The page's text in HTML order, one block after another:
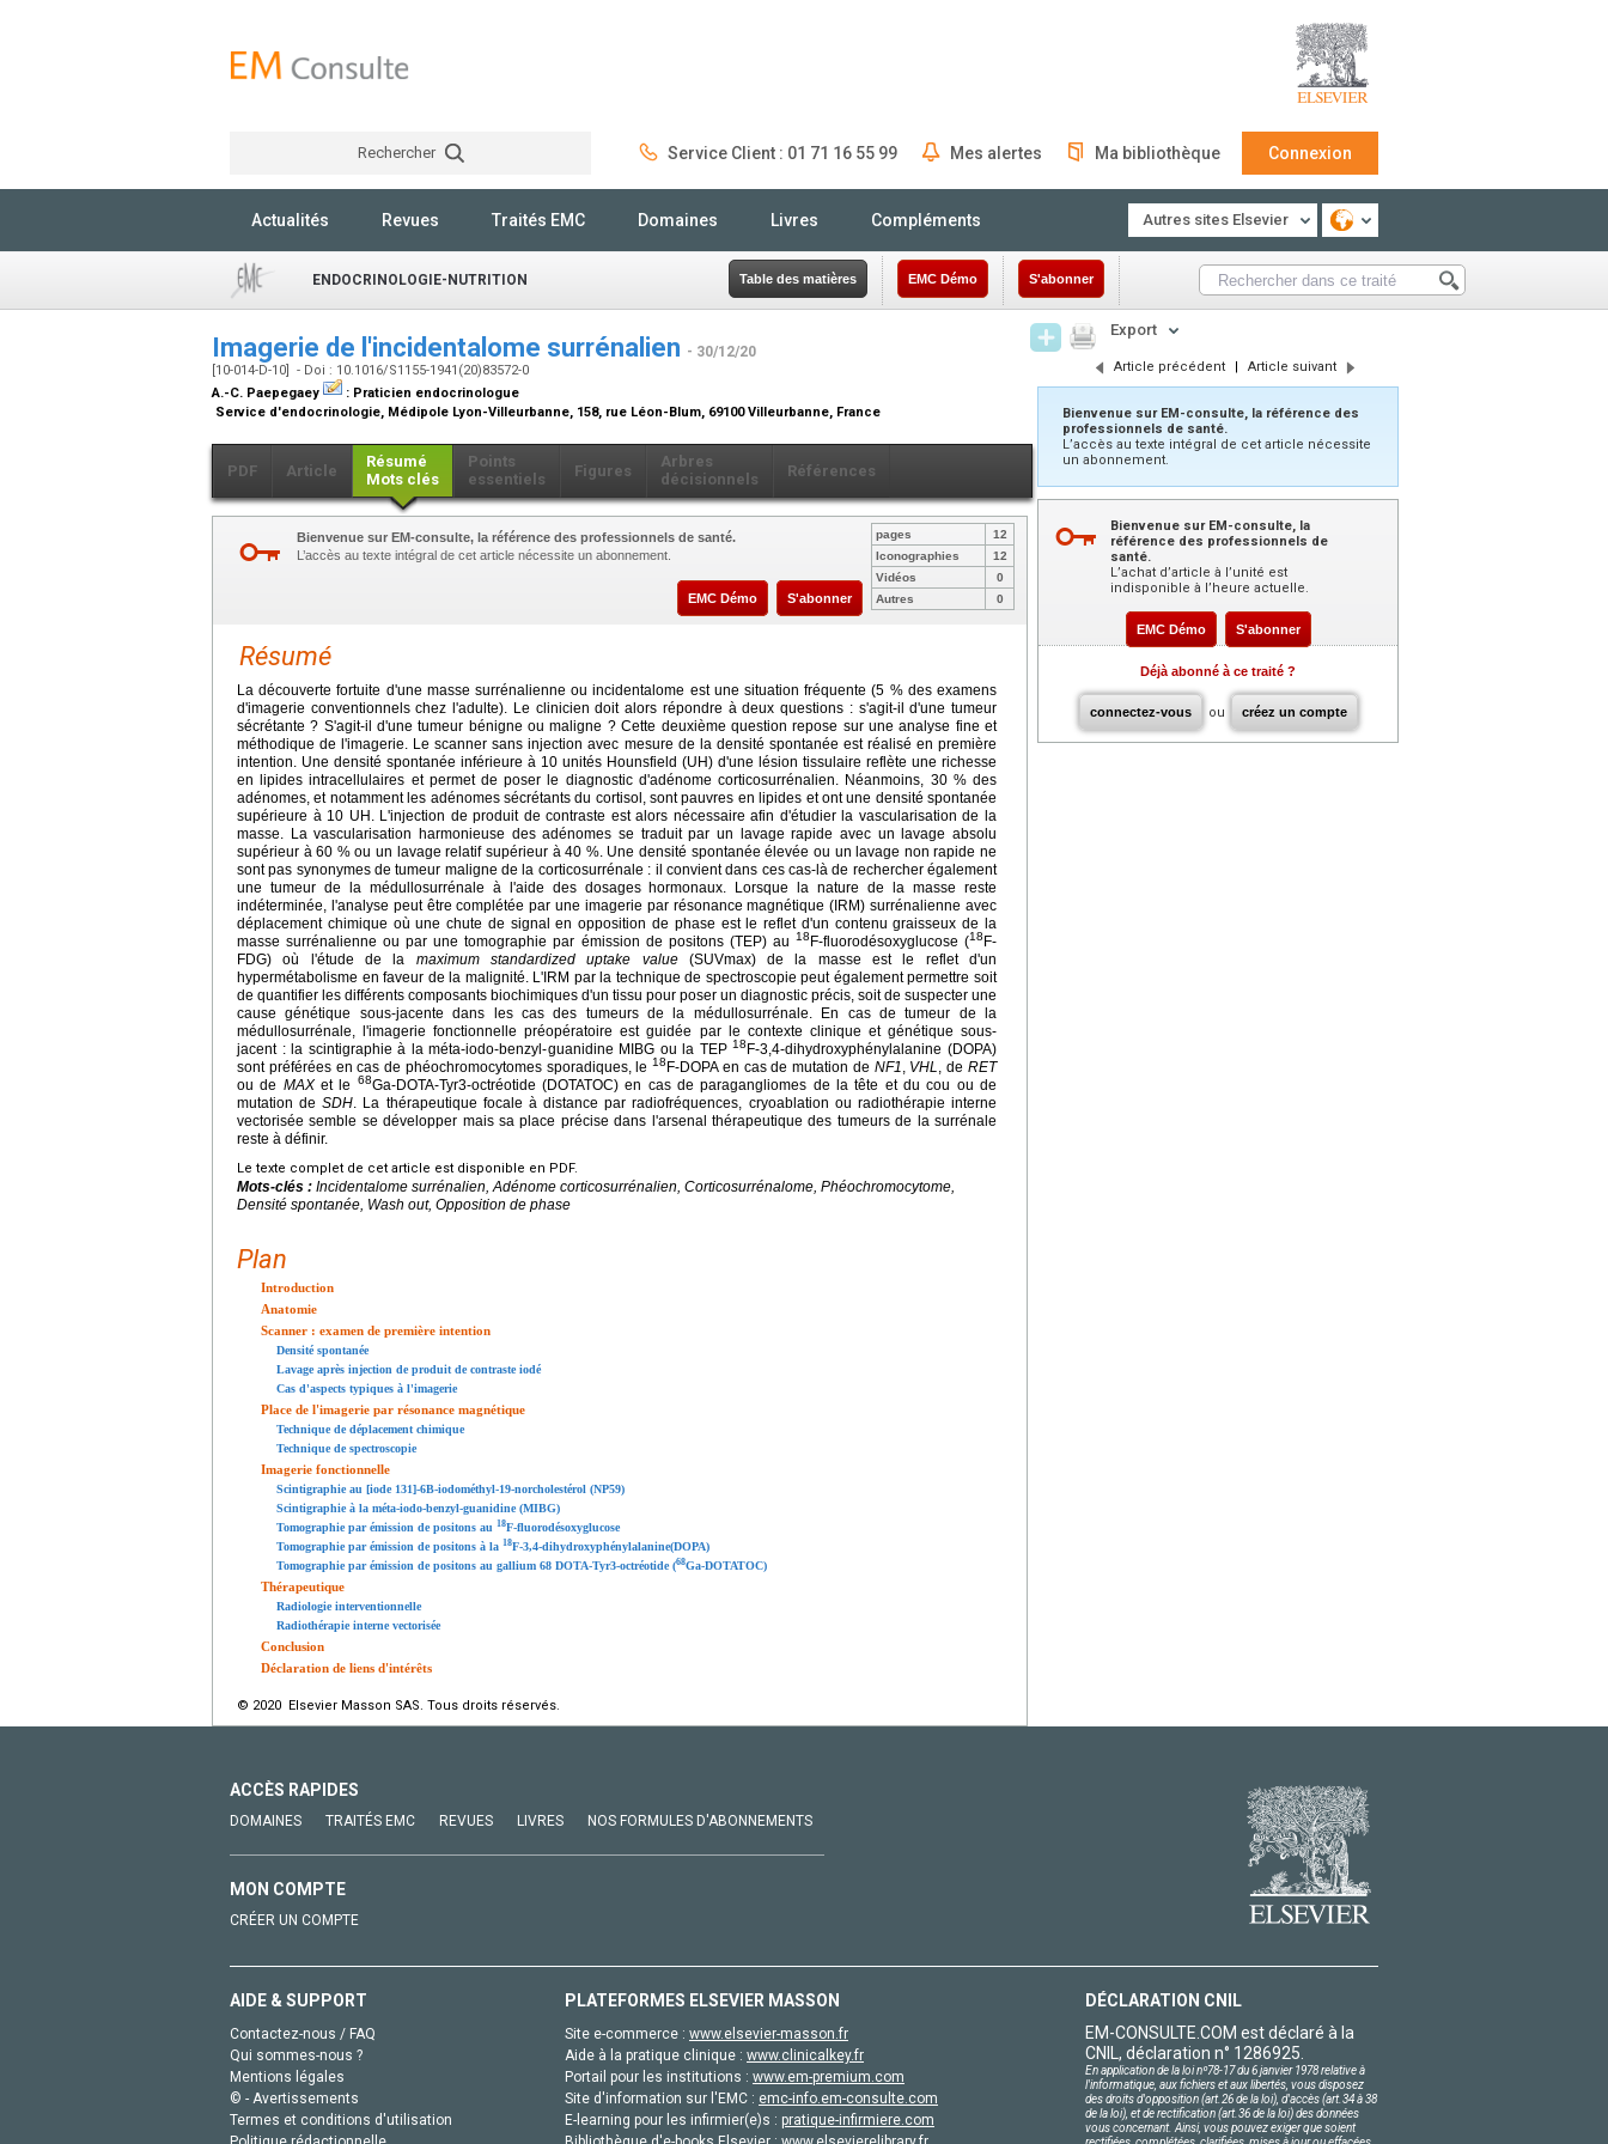
Rechercher Service Client : 01 71 16 55 99 Mes alertes Ma bibliothèque Connexion
Actualités Revues Traités EMC Domaines Livres Compléments Autres sites Elsevier
ENDOCRINOLOGIE-NUTRITION Table des matières EMC Démo S'abonner
Imagerie de l'incidentalome surrénalien - 30/12/20
[10-014-D-10] - Doi : 10.1016/S1155-1941(20)83572-0
A.-C. Paepegaey
: Praticien endocrinologue
Service d'endocrinologie, Médipole Lyon-Villeurbanne, 158, rue Léon-Blum, 69100 Villeurbanne, France
PDF Article
Résumé
Mots clés
Points
essentiels
Figures
Arbres
décisionnels
Références
Bienvenue sur EM-consulte, la référence des professionnels de santé.
L’accès au texte intégral de cet article nécessite un abonnement.
EMC Démo S'abonner
pages
12
Iconographies
12
Vidéos
0
Autres
0
Résumé
La découverte fortuite d'une masse surrénalienne ou incidentalome est une situation fréquente (5 % des examens
d'imagerie conventionnels chez l'adulte). Le clinicien doit alors répondre à deux questions : s'agit-il d'une tumeur
sécrétante ? S'agit-il d'une tumeur bénigne ou maligne ? Cette deuxième question repose sur une analyse fine et
méthodique de l'imagerie. Le scanner sans injection avec mesure de la densité spontanée est réalisé en première
intention. Une densité spontanée inférieure à 10 unités Hounsfield (UH) d'une lésion tissulaire reflète une richesse
en lipides intracellulaires et permet de poser le diagnostic d'adénome corticosurrénalien. Néanmoins, 30 % des
adénomes, et notamment les adénomes sécrétants du cortisol, sont pauvres en lipides et ont une densité spontanée
supérieure à 10 UH. L'injection de produit de contraste est alors nécessaire afin d'étudier la vascularisation de la
masse. La vascularisation harmonieuse des adénomes se traduit par un lavage rapide avec un lavage absolu
supérieur à 60 % ou un lavage relatif supérieur à 40 %. Une densité spontanée élevée ou un lavage non rapide ne
sont pas synonymes de tumeur maligne de la corticosurrénale : il convient dans ces cas-là de rechercher également
une tumeur de la médullosurrénale à l'aide des dosages hormonaux. Lorsque la nature de la masse reste
indéterminée, l'analyse peut être complétée par une imagerie par résonance magnétique (IRM) surrénalienne avec
déplacement chimique où une chute de signal en opposition de phase est le reflet d'un contenu graisseux de la
masse surrénalienne ou par une tomographie par émission de positons (TEP) au
18F-fluorodésoxyglucose (18F-
FDG) où l'étude de la maximum standardized uptake value(SUVmax) de la masse est le reflet d'un
hypermétabolisme en faveur de la malignité. L'IRM par la technique de spectroscopie peut également permettre soit
de quantifier les différents composants biochimiques d'un tissu pour poser un diagnostic précis, soit de suspecter une
cause génétique sous-jacente dans les cas des tumeurs de la médullosurrénale. En cas de tumeur de la
médullosurrénale, l'imagerie fonctionnelle préopératoire est guidée par le contexte clinique et génétique sous-
jacent : la scintigraphie à la méta-iodo-benzyl-guanidine MIBG ou la TEP18F-3,4-dihydroxyphénylalanine (DOPA)
sont préférées en cas de phéochromocytomes sporadiques, le18F-DOPA en cas de mutation de NF1 VHL , deRET
ou de MAXet le 68Ga-DOTA-Tyr3-octréotide (DOTATOC) en cas de paragangliomes de la tête et du cou ou de
mutation deSDH . La thérapeutique focale à distance par radiofréquences, cryoablation ou radiothérapie interne
vectorisée semble se développer mais sa place précise dans l'arsenal thérapeutique des tumeurs de la surrénale
reste à définir.
Le texte complet de cet article est disponible en PDF.
Mots-clés : Incidentalome surrénalien, Adénome corticosurrénalien, Corticosurrénalome, Phéochromocytome,
Densité spontanée, Wash out, Opposition de phase
Plan
Introduction
Anatomie
Scanner : examen de première intention
Densité spontanée
Lavage après injection de produit de contraste iodé
Cas d'aspects typiques à l'imagerie
Place de l'imagerie par résonance magnétique
Technique de déplacement chimique
Technique de spectroscopie
Imagerie fonctionnelle
Scintigraphie au [iode 131]-6B-iodométhyl-19-norcholestérol (NP59)
Scintigraphie à la méta-iodo-benzyl-guanidine (MIBG)
Tomographie par émission de positons au 18F-fluorodésoxyglucose
Tomographie par émission de positons à la 18F-3,4-dihydroxyphénylalanine(DOPA)
Tomographie par émission de positons au gallium 68 DOTA-Tyr3-octréotide (68Ga-DOTATOC)
Thérapeutique
Radiologie interventionnelle
Radiothérapie interne vectorisée
Conclusion
Déclaration de liens d'intérêts
© 2020 Elsevier Masson SAS. Tous droits réservés.
Export
Article précédent | Article suivant
Bienvenue sur EM-consulte, la référence des
professionnels de santé.
L’accès au texte intégral de cet article nécessite
un abonnement.
Bienvenue sur EM-consulte, la
référence des professionnels de
santé.
L’achat d’article à l’unité est
indisponible à l’heure actuelle.
EMC Démo S'abonner
Déjà abonné à ce traité ?
connectez-vous ou créez un compte
ACCÈS RAPIDES
DOMAINES TRAITÉS EMC REVUES LIVRES NOS FORMULES D'ABONNEMENTS
MON COMPTE
CRÉER UN COMPTE
AIDE & SUPPORT
Contactez-nous / FAQ
Qui sommes-nous ?
Mentions légales
© - Avertissements
Termes et conditions d'utilisation
PLATEFORMES ELSEVIER MASSON
Site e-commerce : www.elsevier-masson.fr
Aide à la pratique clinique : www.clinicalkey.fr
Portail pour les institutions : www.em-premium.com
Site d'information sur l'EMC : emc-info.em-consulte.com
E-learning pour les infirmier(e)s : pratique-infirmiere.com
DÉCLARATION CNIL
EM-CONSULTE.COM est déclaré à la
CNIL, déclaration n° 1286925.
En application de la loi nº78-17 du 6 janvier 1978 relative à
l'informatique, aux fichiers et aux libertés, vous disposez
des droits d'opposition (art.26 de la loi), d'accès (art.34 à 38
de la loi), et de rectification (art.36 de la loi) des données
vous concernant. Ainsi, vous pouvez exiger que soient